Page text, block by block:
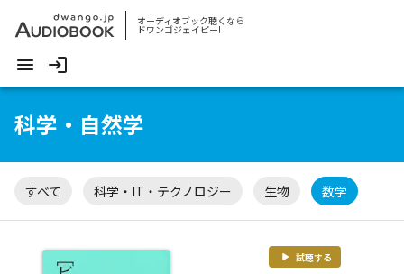
オーディオブック聴くなら
ドワンゴジェイピー!
科学・自然学
すべて 科学・IT・テクノロジー 生物 数学
試聴する